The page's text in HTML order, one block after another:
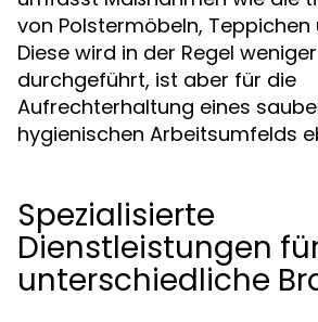
von Polstermöbeln, Teppichen
Diese wird in der Regel
durchgeführt, ist aber für die
Aufrechterhaltung eines
hygienischen Arbeitsumfelds
Spezialisierte
Dienstleistungen
unterschiedliche